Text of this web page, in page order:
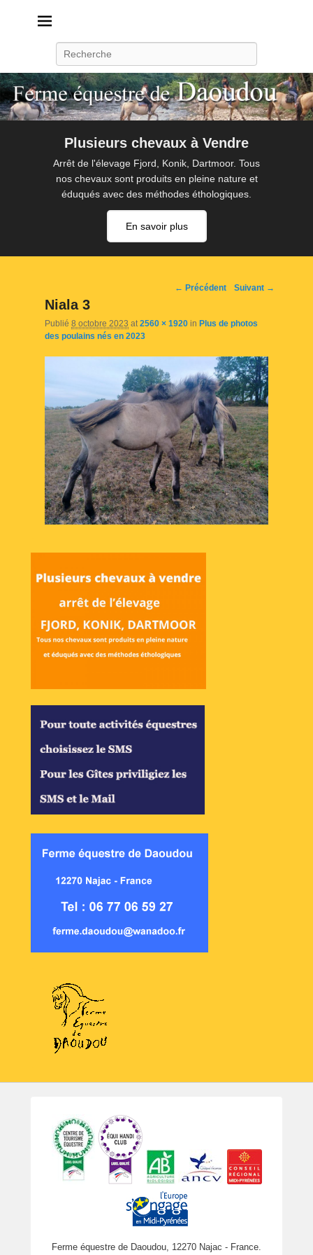
Plusieurs chevaux à Vendre
Arrêt de l'élevage Fjord, Konik, Dartmoor. Tous
nos chevaux sont produits en pleine nature et
éduqués avec des méthodes éthologiques.
En savoir plus
Navigation
← Précédent Suivant →
Niala 3
Publié 8 octobre 2023 at 2560 × 1920 in Plus de photos
des poulains nés en 2023
Ferme équestre de Daoudou, 12270 Najac - France.